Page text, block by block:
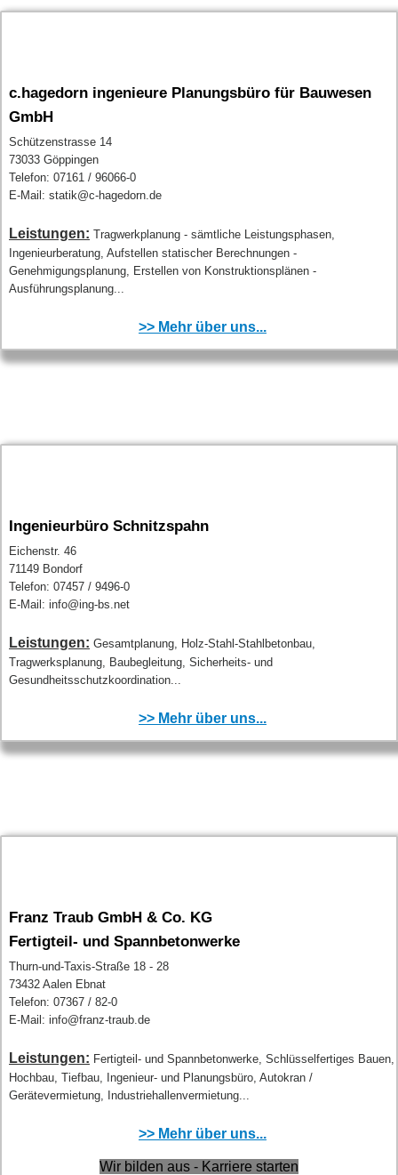
c.hagedorn ingenieure Planungsbüro für Bauwesen
GmbH
Schützenstrasse 14
73033 Göppingen
Telefon: 07161 / 96066-0
E-Mail: statik@c-hagedorn.de
Leistungen: Tragwerkplanung - sämtliche Leistungsphasen,
Ingenieurberatung, Aufstellen statischer Berechnungen -
Genehmigungsplanung, Erstellen von Konstruktionsplänen -
Ausführungsplanung...
>> Mehr über uns...
Ingenieurbüro Schnitzspahn
Eichenstr. 46
71149 Bondorf
Telefon: 07457 / 9496-0
E-Mail: info@ing-bs.net
Leistungen: Gesamtplanung, Holz-Stahl-Stahlbetonbau,
Tragwerksplanung, Baubegleitung, Sicherheits- und
Gesundheitsschutzkoordination...
>> Mehr über uns...
Franz Traub GmbH & Co. KG
Fertigteil- und Spannbetonwerke
Thurn-und-Taxis-Straße 18 - 28
73432 Aalen Ebnat
Telefon: 07367 / 82-0
E-Mail: info@franz-traub.de
Leistungen: Fertigteil- und Spannbetonwerke, Schlüsselfertiges Bauen,
Hochbau, Tiefbau, Ingenieur- und Planungsbüro, Autokran /
Gerätevermietung, Industriehallenvermietung...
>> Mehr über uns...
Wir bilden aus - Karriere starten